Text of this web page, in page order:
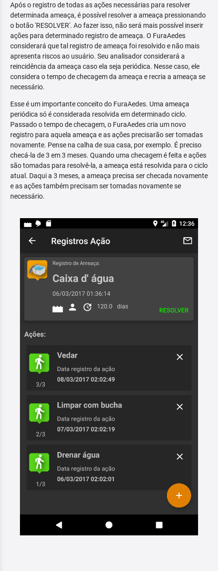
Após o registro de todas as ações necessárias para resolver
determinada ameaça, é possível resolver a ameaça pressionando
o botão 'RESOLVER'. Ao fazer isso, não será mais possível inserir
ações para determinado registro de ameaça. O FuraAedes
considerará que tal registro de ameaça foi resolvido e não mais
apresenta riscos ao usuário. Seu analisador considerará a
reincidência da ameaça caso ela seja periódica. Nesse caso, ele
considera o tempo de checagem da ameaça e recria a ameaça se
necessário.
Esse é um importante conceito do FuraAedes. Uma ameaça
periódica só é considerada resolvida em determinado ciclo.
Passado o tempo de checagem, o FuraAedes cria um novo
registro para aquela ameaça e as ações precisarão ser tomadas
novamente. Pense na calha de sua casa, por exemplo. É preciso
checá-la de 3 em 3 meses. Quando uma checagem é feita e ações
são tomadas para resolvê-la, a ameaça está resolvida para o ciclo
atual. Daqui a 3 meses, a ameaça precisa ser checada novamente
e as ações também precisam ser tomadas novamente se
necessário.